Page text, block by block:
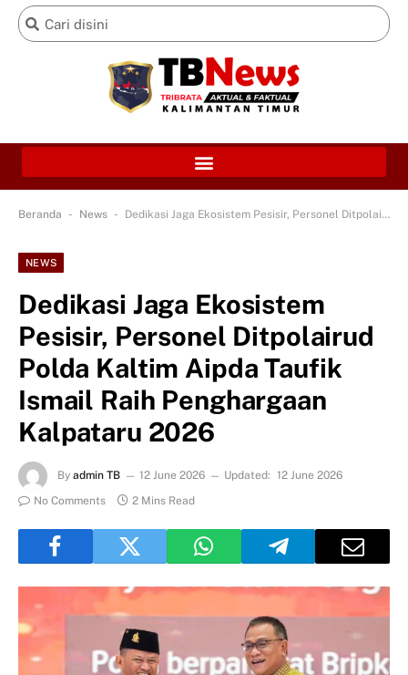
Beranda - News - Dedikasi Jaga Ekosistem Pesisir, Personel Ditpolairud Polda Kaltim Aipda Taufik Ismail Raih Penghargaan Kalpataru 2026
NEWS
Dedikasi Jaga Ekosistem
Pesisir, Personel Ditpolairud
Polda Kaltim Aipda Taufik
Ismail Raih Penghargaan
Kalpataru 2026
By admin TB 12 June 2026 Updated: 12 June 2026
No Comments
2 Mins Read